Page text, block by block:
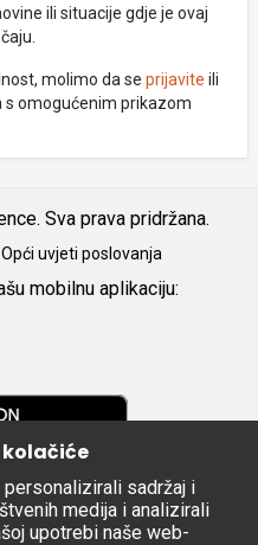
ili situacije gdje je ovaj
molimo da se prijavite ili
s omogućenim prikazom
Sva prava pridržana.
Opći uvjeti poslovanja
mobilnu aplikaciju:
sadržaj i
medija i analizirali
upotrebi naše web-